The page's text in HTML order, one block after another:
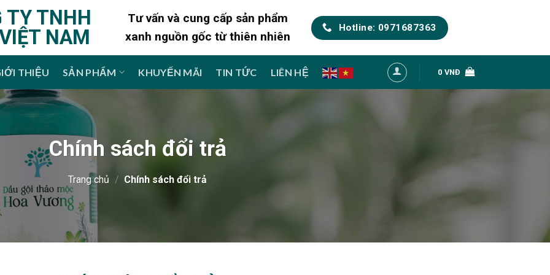
TY TNHH
NAM
Tư vấn và cung cấp sản phẩm
xanh nguồn gốc từ thiên nhiên
Hotline: 0971687363
THIỆU SẢN PHẨM KHUYẾN MÃI TIN TỨC LIÊN HỆ 0 VNĐ
Chính sách đổi trả
Trang chủ / Chính sách đổi trả